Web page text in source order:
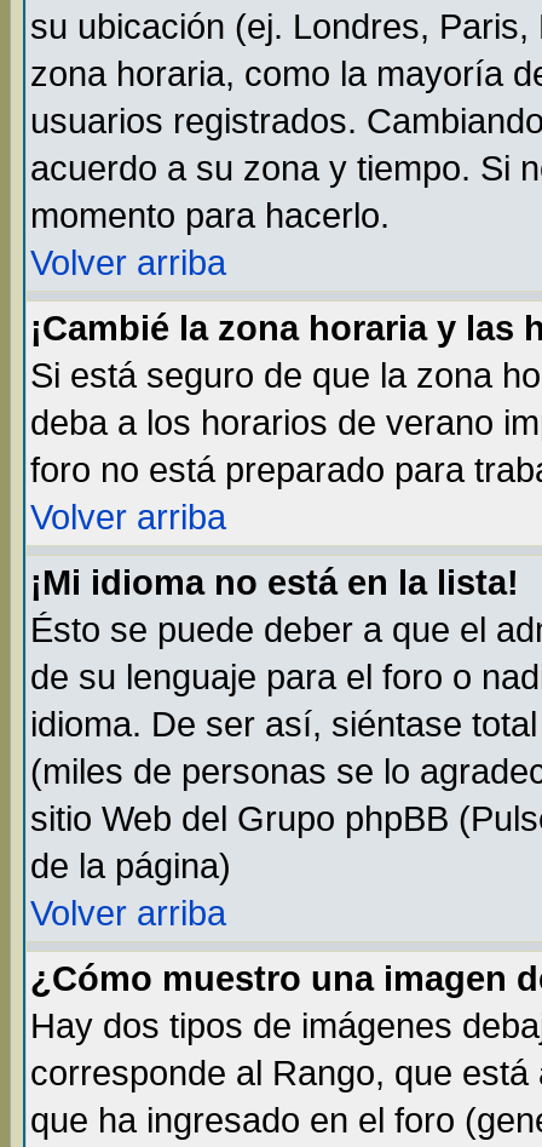
su ubicación (ej. Londres,
zona horaria, como la mayoría
usuarios registrados.
acuerdo a su zona y tiempo. Si
momento para hacerlo.
Volver arriba
¡Cambié la zona horaria y
Si está seguro de que la zona
deba a los horarios de verano
foro no está preparado para
Volver arriba
¡Mi idioma no está en la lista!
Ésto se puede deber a que el
de su lenguaje para el foro o
idioma. De ser así, siéntase
(miles de personas se lo
sitio Web del Grupo phpBB
de la página)
Volver arriba
¿Cómo muestro una imagen
Hay dos tipos de imágenes
corresponde al Rango, que
que ha ingresado en el foro